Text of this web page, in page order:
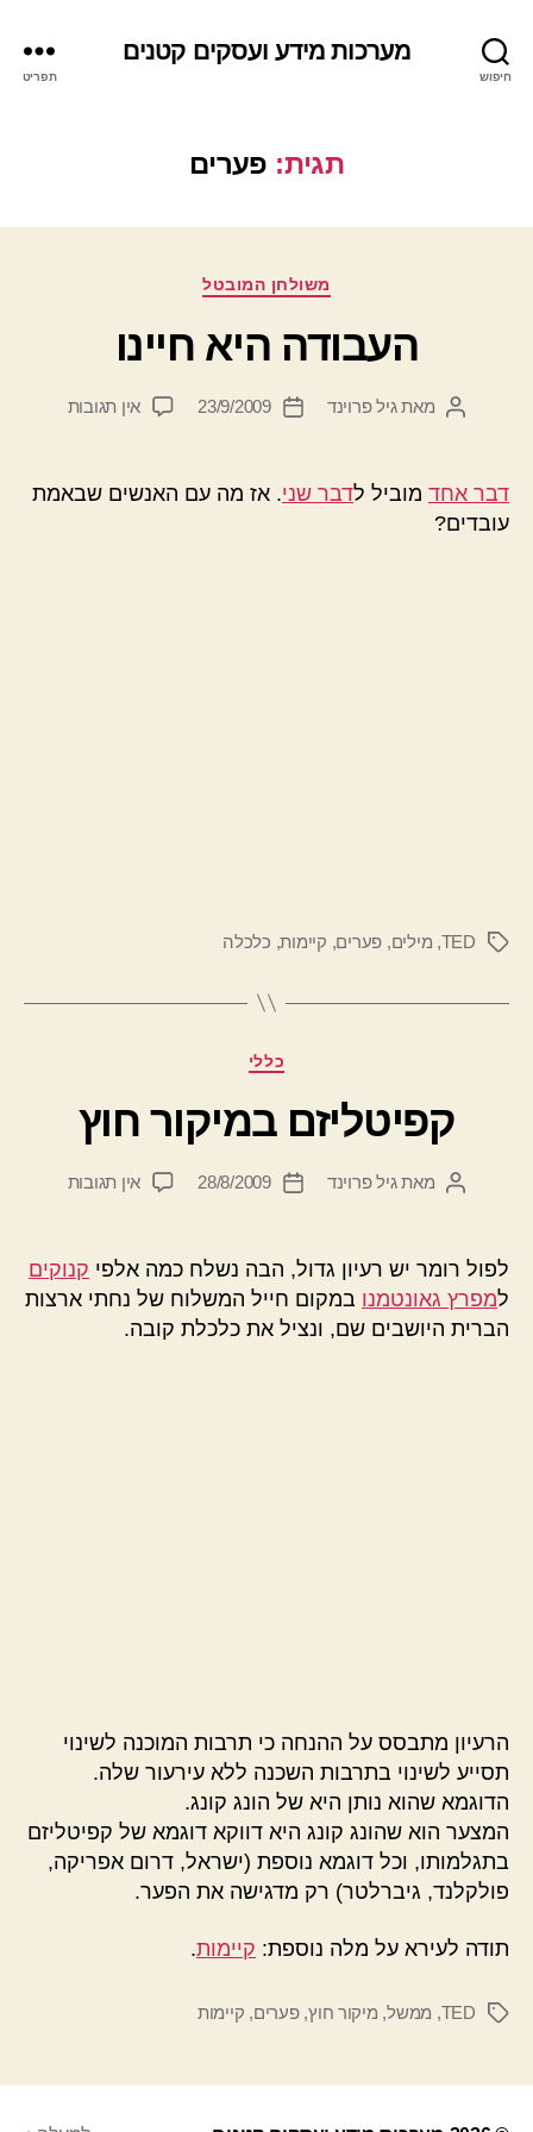
חיפוש
מערכות מידע ועסקים קטנים
תפריט
תגית: פערים
קטגוריות
משולחן המובטל
העבודה היא חיינו
המחבר
מאתגיל פרוינד
תאריך23/9/2009 אין תגובותעל
חיינו
דבר אחד מוביל לדבר שני. אז מה עם האנשים שבאמת
עובדים?
תגיותTED
, מילים, פערים, קיימות, כלכלה
קטגוריותכללי
קפיטליזם במיקור חוץ
המחבר
מאתגיל פרוינד
תאריך28/8/2009 אין תגובותעל
חוץ
לפול רומר יש רעיון גדול, הבה נשלח כמה אלפי קנוקים
למפרץ גאונטמנו במקום חייל המשלוח של נחתי ארצות
הברית היושבים שם, ונציל את כלכלת קובה.
הרעיון מתבסס על ההנחה כי תרבות המוכנה לשינוי
תסייע לשינוי בתרבות השכנה ללא עירעור שלה.
הדוגמא שהוא נותן היא של הונג קונג.
המצער הוא שהונג קונג היא דווקא דוגמא של קפיטליזם
בתגלמותו, וכל דוגמא נוספת (ישראל, דרום אפריקה,
פולקלנד, גיברלטר) רק מדגישה את הפער.
תודה לעירא על מלה נוספת: קיימות.
תגיותTED
, ממשל, מיקור חוץ,פערים, קיימות